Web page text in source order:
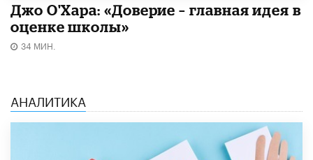
Джо О'Хара: «Доверие – главная идея в
оценке школы»
34 МИН.
АНАЛИТИКА